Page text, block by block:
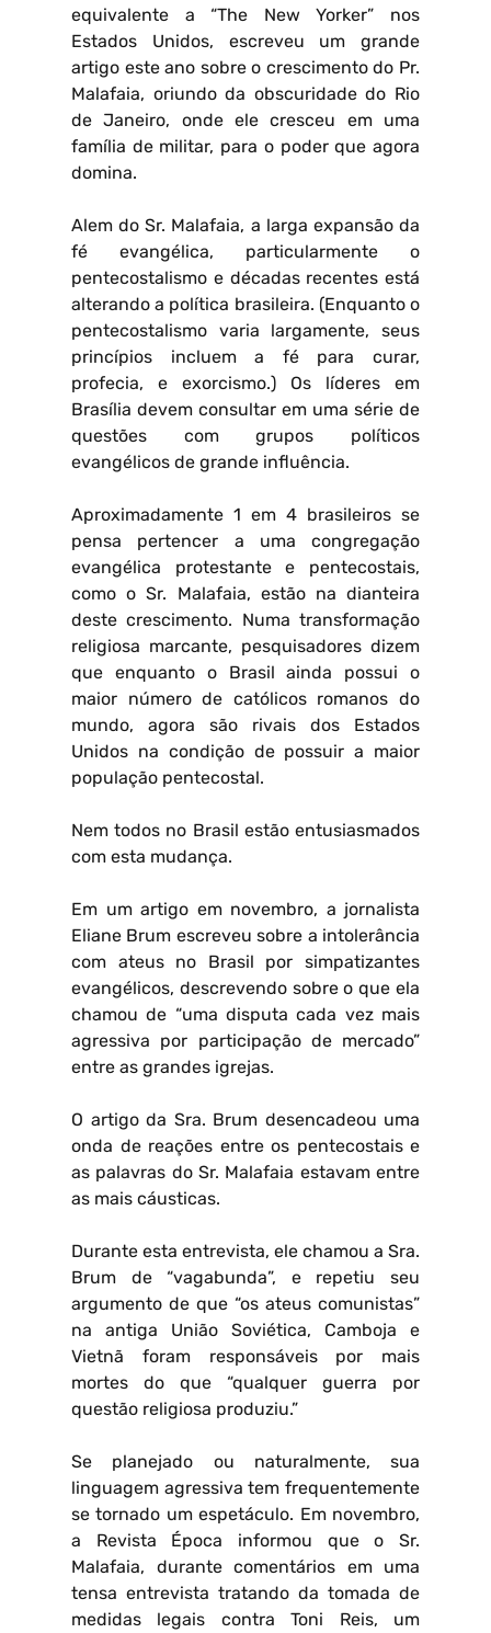
equivalente a “The New Yorker” nos
Estados Unidos, escreveu um grande
artigo este ano sobre o crescimento do Pr.
Malafaia, oriundo da obscuridade do Rio
de Janeiro, onde ele cresceu em uma
família de militar, para o poder que agora
domina.
Alem do Sr. Malafaia, a larga expansão da
fé evangélica, particularmente o
pentecostalismo e décadas recentes está
alterando a política brasileira. (Enquanto o
pentecostalismo varia largamente, seus
princípios incluem a fé para curar,
profecia, e exorcismo.) Os líderes em
Brasília devem consultar em uma série de
questões com grupos políticos
evangélicos de grande influência.
Aproximadamente 1 em 4 brasileiros se
pensa pertencer a uma congregação
evangélica protestante e pentecostais,
como o Sr. Malafaia, estão na dianteira
deste crescimento. Numa transformação
religiosa marcante, pesquisadores dizem
que enquanto o Brasil ainda possui o
maior número de católicos romanos do
mundo, agora são rivais dos Estados
Unidos na condição de possuir a maior
população pentecostal.
Nem todos no Brasil estão entusiasmados
com esta mudança.
Em um artigo em novembro, a jornalista
Eliane Brum escreveu sobre a intolerância
com ateus no Brasil por simpatizantes
evangélicos, descrevendo sobre o que ela
chamou de “uma disputa cada vez mais
agressiva por participação de mercado”
entre as grandes igrejas.
O artigo da Sra. Brum desencadeou uma
onda de reações entre os pentecostais e
as palavras do Sr. Malafaia estavam entre
as mais cáusticas.
Durante esta entrevista, ele chamou a Sra.
Brum de “vagabunda”, e repetiu seu
argumento de que “os ateus comunistas”
na antiga União Soviética, Camboja e
Vietnã foram responsáveis por mais
mortes do que “qualquer guerra por
questão religiosa produziu.”
Se planejado ou naturalmente, sua
linguagem agressiva tem frequentemente
se tornado um espetáculo. Em novembro,
a Revista Época informou que o Sr.
Malafaia, durante comentários em uma
tensa entrevista tratando da tomada de
medidas legais contra Toni Reis, um